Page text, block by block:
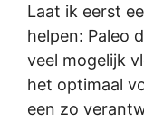
Laat ik eerst
helpen: Paleo
veel mogelijk
het optimaal
een zo